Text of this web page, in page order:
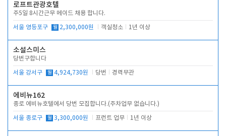
로프트관광호텔
주5일 8시간근무 메이드 채용 합니다.
서울 영등포구 월 2,300,000원 객실청소 1년 이상
소설스미스
당번구합니다
서울 강서구 월 4,924,730원 당번 경력무관
에비뉴162
종로 에비뉴호텔에서 당번 모집합니다.(주차업무 없습니다.)
서울 종로구 월 3,300,000원 프런트 업무 1년 이상